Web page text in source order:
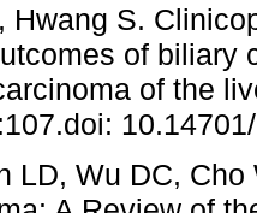
Hwang S.
of biliary
of the
LD, Wu DC,